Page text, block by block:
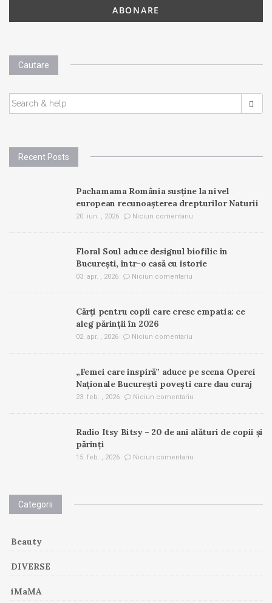
Cautare
SEARCH
FOR:
Recent Posts
Pachamama România susține la nivel
european recunoașterea drepturilor Naturii
20. iun. , 2026 Niciun comentariu
Floral Soul aduce designul biofilic în
București, într-o casă cu istorie
03. apr. , 2026 Niciun comentariu
Cărți pentru copii care cresc empatia: ce
aleg părinții în 2026
02. apr. , 2026 Niciun comentariu
„Femei care inspiră” aduce pe scena Operei
Naționale București povești care dau curaj
23. feb. , 2026 Niciun comentariu
Radio Itsy Bitsy – 20 de ani alături de copii și
părinți
15. feb. , 2026 Niciun comentariu
Categorii
Beauty
DIVERSE
iMaMA